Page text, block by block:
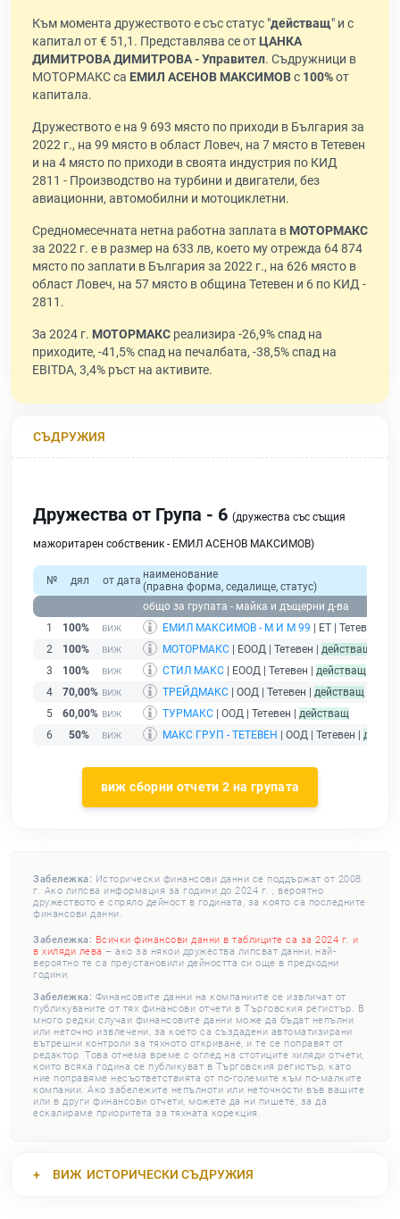
Към момента дружеството е със статус "действащ" и с
капитал от € 51,1. Представлява се отЦАНКА
ДИМИТРОВА ДИМИТРОВА - Управител. Съдружници в
МОТОРМАКС са ЕМИЛ АСЕНОВ МАКСИМОВс 100%от
капитала.
Дружеството е на 9 693 място по приходи в България за
2022 г., на 99 място в област Ловеч, на 7 място в Тетевен
и на 4 място по приходи в своята индустрия по КИД
2811 - Производство на турбини и двигатели, без
авиационни, автомобилни и мотоциклетни.
Средномесечната нетна работна заплата в МОТОРМАКС
за 2022 г. е в размер на 633 лв, което му отрежда 64 874
място по заплати в България за 2022 г., на 626 място в
област Ловеч, на 57 място в община Тетевен и 6 по КИД -
2811.
За 2024 г. МОТОРМАКС реализира -26,9% спад на
приходите, -41,5% спад на печалбата, -38,5% спад на
EBITDA, 3,4% ръст на активите.
СЪДРУЖИЯ
Дружества от Група - 6 (дружества със същия
мажоритарен собственик - ЕМИЛ АСЕНОВ МАКСИМОВ)
№ дял от дата наименование
(правна форма, седалище, статус)
общо за групата - майка и дъщерни д-ва
1
100% ЕМИЛ МАКСИМОВ - М И М 99 | ЕТ | Тетевен |
2
100% МОТОРМАКС | ЕООД | Тетевен | действащ
3
100% СТИЛ МАКС | ЕООД | Тетевен | действащ
4
70,00% ТРЕЙДМАКС | ООД | Тетевен | действащ
5
60,00% ТУРМАКС | ООД | Тетевен | действащ
6
50% МАКС ГРУП - ТЕТЕВЕН | ООД | Тетевен |
виж сборни отчети 2 на групата
Забележка: Исторически финансови данни се поддържат от 2008
г. Ако липсва информация за години до 2024 г. , вероятно
дружеството е спряло дейност в годината, за която са последните
финансови данни.
Забележка: Всички финансови данни в таблиците са за 2024 г. и
в хиляди лева – ако за някои дружества липсват данни, най-
вероятно те са преустановили дейността си още в предходни
години.
Забележка: Финансовите данни на компаниите се извличат от
публикуваните от тях финансови отчети в Търговския регистър. В
много редки случаи финансовите данни може да бъдат непълни
или неточно извлечени, за което са създадени автоматизирани
вътрешни контроли за тяхното откриване, и те се поправят от
редактор. Това отнема време с оглед на стотиците хиляди отчети,
които всяка година се публикуват в Търговския регистър, като
ние поправяме несъответствията от по-големите към по-малките
компании. Ако забележите непълноти или неточности във вашите
или в други финансови отчети, можете да ни пишете, за да
ескалираме приоритета за тяхната корекция.
ВИЖ ИСТОРИЧЕСКИ СЪДРУЖИЯ